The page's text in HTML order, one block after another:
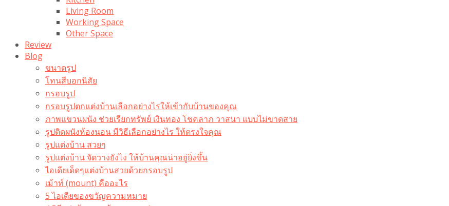
Living Room
Working Space
Other Space
Review
Blog
ขนาดรูป
โทนสีบอกนิสัย
กรอบรูป
กรอบรูปตกแต่งบ้านเลือกอย่างไรให้เข้ากับบ้านของคุณ
ภาพแขวนผนัง ช่วยเรียกทรัพย์ เงินทอง โชคลาภ วาสนา แบบไม่ขาดสาย
รูปติดผนังห้องนอน มีวิธีเลือกอย่างไร ให้ตรงใจคุณ
รูปแต่งบ้าน สวยๆ
รูปแต่งบ้าน จัดวางยังไง ให้บ้านคุณน่าอยู่ยิ่งขึ้น
ไอเดียเด็ดๆแต่งบ้านสวยด้วยกรอบรูป
เม้าท์ (mount) คืออะไร​
5 ไอเดียของขวัญความหมาย